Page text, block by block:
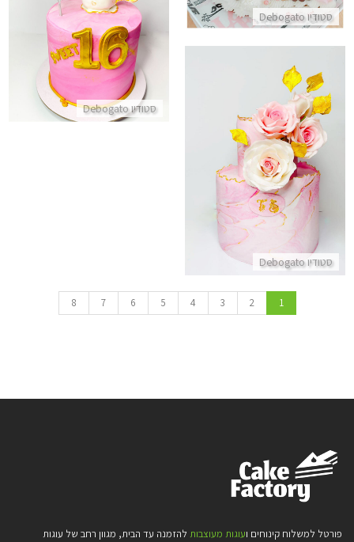
סטודיו Debogato
סטודיו Debogato
עוגת סוויט סיקסטין SWEET 16
התקשר/י
סטודיו Debogato
עוגה מעוצבת פרחים
התקשר/י
1
2
3
4
5
6
7
8
פורטל למשלוח קינוחים ועוגות מעוצבות להזמנה עד הבית, מגוון רחב של עוגות